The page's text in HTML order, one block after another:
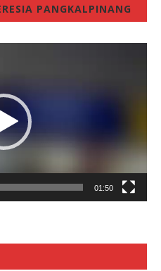
PANGKALPINANG
01:50